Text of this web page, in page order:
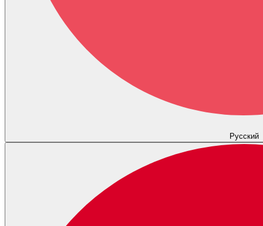
Русский